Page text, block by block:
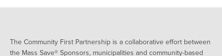
The Community First Partnership is a collaborative effort between
the Mass Save® Sponsors, municipalities and community-based